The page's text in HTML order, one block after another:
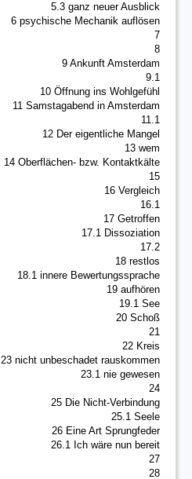
5.3 ganz neuer Ausblick
6 psychische Mechanik auflösen
7
8
9 Ankunft Amsterdam
9.1
10 Öffnung ins Wohlgefühl
11 Samstagabend in Amsterdam
11.1
12 Der eigentliche Mangel
13 wem
14 Oberflächen- bzw. Kontaktkälte
15
16 Vergleich
16.1
17 Getroffen
17.1 Dissoziation
17.2
18 restlos
18.1 innere Bewertungssprache
19 aufhören
19.1 See
20 Schoß
21
22 Kreis
23 nicht unbeschadet rauskommen
23.1 nie gewesen
24
25 Die Nicht-Verbindung
25.1 Seele
26 Eine Art Sprungfeder
26.1 Ich wäre nun bereit
27
28